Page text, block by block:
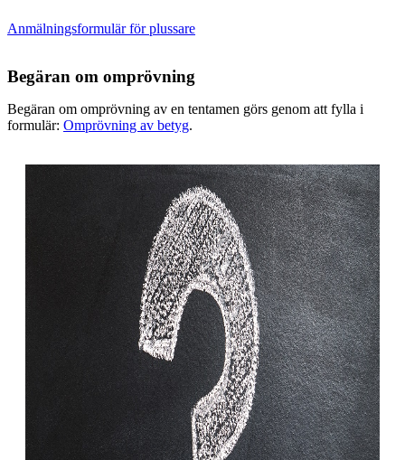
Anmälningsformulär för plussare
Begäran om omprövning
Begäran om omprövning av en tentamen görs genom att fylla i
formulär: Omprövning av betyg.